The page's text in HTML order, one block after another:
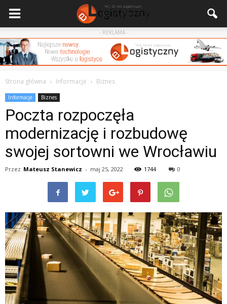
- REKLAMA -
Strona główna Informacje Biznes
Informacje Biznes
Poczta rozpoczęła
modernizację i rozbudowę
swojej sortowni we Wrocławiu
Przez Mateusz Stanewicz - maj 25, 2022 1744 0